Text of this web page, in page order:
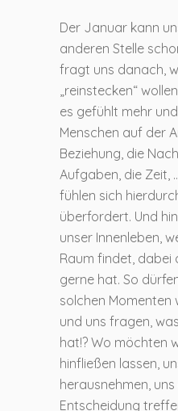
Der Januar kann
anderen Stelle
fragt uns danach,
„reinstecken“
es gefühlt mehr
Menschen auf der
Beziehung, die
Aufgaben, die Zeit,
fühlen sich
überfordert. Und
unser Innenleben,
Raum findet, dabei
gerne hat. So
solchen Momenten
und uns fragen,
hat!? Wo möchten
hinfließen lassen,
herausnehmen,
Entscheidung